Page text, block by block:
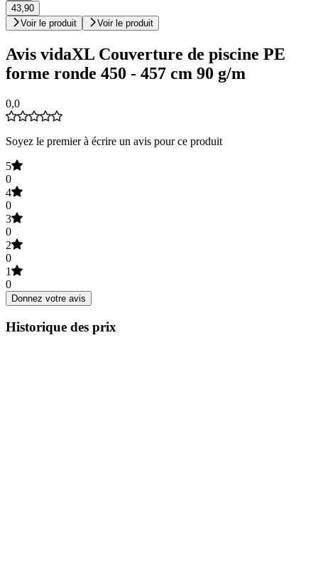
43,90
Voir le produit
Voir le produit
Avis vidaXL Couverture de piscine PE
forme ronde 450 - 457 cm 90 g/m
0,0
Soyez le premier à écrire un avis pour ce produit
5
0
4
0
3
0
2
0
1
0
Donnez votre avis
Historique des prix